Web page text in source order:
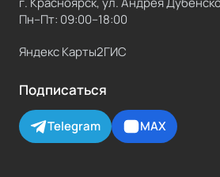
Пн–Пт: 09:00–18:00
Яндекс Карты2ГИС
Подписаться
Telegram MAX